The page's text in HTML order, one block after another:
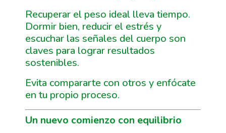
Recuperar el peso ideal lleva tiempo.
Dormir bien, reducir el estrés y
escuchar las señales del cuerpo son
claves para lograr resultados
sostenibles.
Evita compararte con otros y enfócate
en tu propio proceso.
Un nuevo comienzo con equilibrio